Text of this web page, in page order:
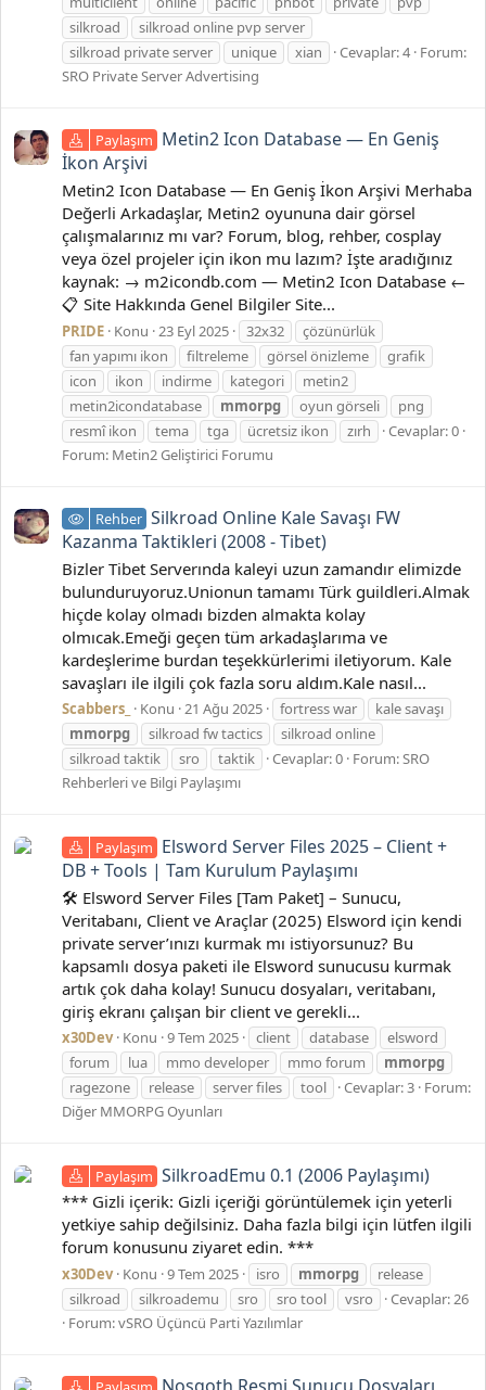
silkroad
silkroad online pvp server
silkroad private server
unique xian Cevaplar: 4 Forum:
SRO Private Server Advertising
Paylaşım Metin2 Icon Database — En Geniş
İkon Arşivi
Metin2 Icon Database — En Geniş İkon Arşivi Merhaba
Değerli Arkadaşlar, Metin2 oyununa dair görsel
çalışmalarınız mı var? Forum, blog, rehber, cosplay
veya özel projeler için ikon mu lazım? İşte aradığınız
kaynak: → m2icondb.com — Metin2 Icon Database ←
📋 Site Hakkında Genel Bilgiler Site...
PRIDE Konu 23 Eyl 2025 32x32
çözünürlük
fan yapımı ikon
filtreleme görsel önizleme
grafik
icon
ikon indirme kategori
metin2
metin2icondatabase
mmorpg oyun görseli
png
resmî ikon
tema tga ücretsiz ikon zırh
Cevaplar: 0
Forum: Metin2 Geliştirici Forumu
Rehber Silkroad Online Kale Savaşı FW
Kazanma Taktikleri (2008 - Tibet)
Bizler Tibet Serverında kaleyi uzun zamandır elimizde
bulunduruyoruz.Unionun tamamı Türk guildleri.Almak
hiçde kolay olmadı bizden almakta kolay
olmıcak.Emeği geçen tüm arkadaşlarıma ve
kardeşlerime burdan teşekkürlerimi iletiyorum. Kale
savaşları ile ilgili çok fazla soru aldım.Kale nasıl...
Scabbers_ Konu 21 Ağu 2025 fortress war
kale savaşı
mmorpg
silkroad fw tactics
silkroad online
silkroad taktik
sro taktik Cevaplar: 0 Forum:SRO
Rehberleri ve Bilgi Paylaşımı
Paylaşım Elsword Server Files 2025 – Client +
DB + Tools | Tam Kurulum Paylaşımı
🛠️ Elsword Server Files [Tam Paket] – Sunucu,
Veritabanı, Client ve Araçlar (2025) Elsword için kendi
private server’ınızı kurmak mı istiyorsunuz? Bu
kapsamlı dosya paketi ile Elsword sunucusu kurmak
artık çok daha kolay! Sunucu dosyaları, veritabanı,
giriş ekranı çalışan bir client ve gerekli...
x30Dev Konu 9 Tem 2025 client database
elsword
forum
lua mmo developer mmo forum
mmorpg
ragezone
release server files tool Cevaplar: 3 Forum:
Diğer MMORPG Oyunları
Paylaşım SilkroadEmu 0.1 (2006 Paylaşımı)
*** Gizli içerik: Gizli içeriği görüntülemek için yeterli
yetkiye sahip değilsiniz. Daha fazla bilgi için lütfen ilgili
forum konusunu ziyaret edin. ***
x30Dev Konu 9 Tem 2025 isro mmorpg
release
silkroad
silkroademu sro sro tool vsro
Cevaplar: 26
Forum:vSRO Üçüncü Parti Yazılımlar